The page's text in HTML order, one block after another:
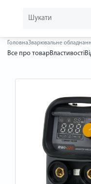
ГоловнаЗварювальне
Все про товарВластивості